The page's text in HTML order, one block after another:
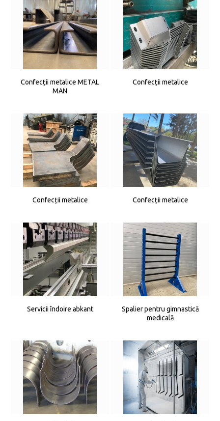
Confecții metalice METAL
MAN
Confecții metalice
Confecții metalice Confecții metalice
Servicii îndoire abkant
Spalier pentru gimnastică
medicală